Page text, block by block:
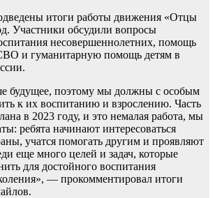
итоги работы движения «Отцы
Участники обсудили вопросы
несовершеннолетних, помощь
и гуманитарную помощь детям в
будущее, поэтому мы должны с особым
к их воспитанию и взрослению. Часть
в 2023 году, и это немалая работа, мы
ребята начинают интересоваться
учатся помогать другим и проявляют
еще много целей и задач, которые
для достойного воспитания
— прокомментировал итоги